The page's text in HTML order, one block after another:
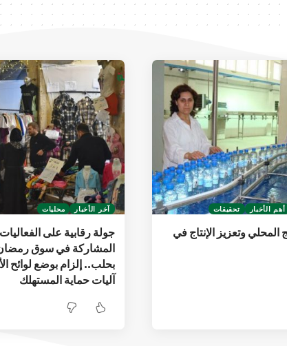
أهم الأخبار تحقيقات
المحلي وتعزيز الإنتاج في
آخر الأخبار محليات
جولة رقابية على الفعاليات
المشاركة في سوق رمضان
بحلب.. إلزام بوضع لوائح
آليات حماية المستهلك